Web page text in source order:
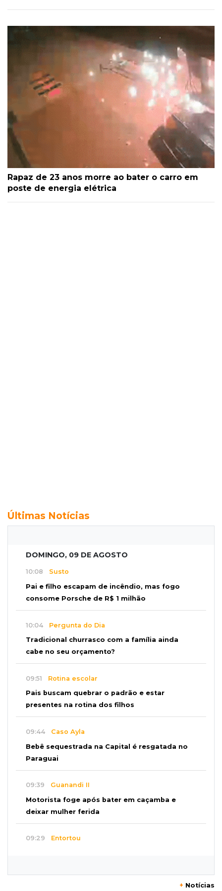
Rapaz de 23 anos morre ao bater o carro em
poste de energia elétrica
Últimas Notícias
DOMINGO, 09 DE AGOSTO
10:08 Susto
Pai e filho escapam de incêndio, mas fogo
consome Porsche de R$ 1 milhão
10:04 Pergunta do Dia
Tradicional churrasco com a família ainda
cabe no seu orçamento?
09:51 Rotina escolar
Pais buscam quebrar o padrão e estar
presentes na rotina dos filhos
09:44 Caso Ayla
Bebê sequestrada na Capital é resgatada no
Paraguai
09:39 Guanandi II
Motorista foge após bater em caçamba e
deixar mulher ferida
09:29 Entortou
+ Notícias